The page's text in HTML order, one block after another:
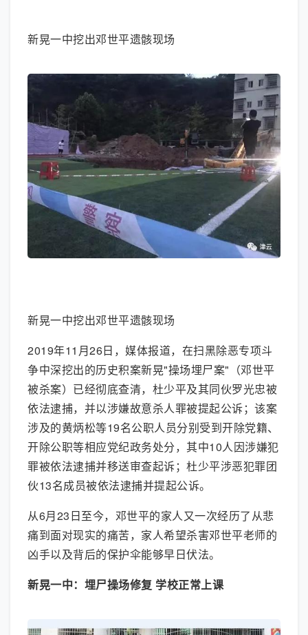
新晃一中挖出邓世平遗骸现场
新晃一中挖出邓世平遗骸现场
2019年11月26日，媒体报道，在扫黑除恶专项斗
争中深挖出的历史积案新晃"操场埋尸案"（邓世平
被杀案）已经彻底查清，杜少平及其同伙罗光忠被
依法逮捕，并以涉嫌故意杀人罪被提起公诉；该案
涉及的黄炳松等19名公职人员分别受到开除党籍、
开除公职等相应党纪政务处分，其中10人因涉嫌犯
罪被依法逮捕并移送审查起诉；杜少平涉恶犯罪团
伙13名成员被依法逮捕并提起公诉。
从6月23日至今，邓世平的家人又一次经历了从悲
痛到面对现实的痛苦，家人希望杀害邓世平老师的
凶手以及背后的保护伞能够早日伏法。
新晃一中： 埋尸操场修复 学校正常上课